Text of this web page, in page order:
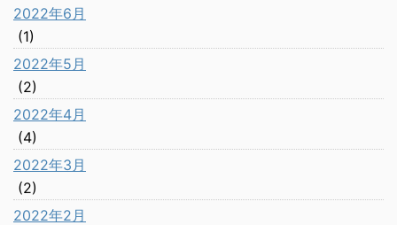
2022年6月
(1)
2022年5月
(2)
2022年4月
(4)
2022年3月
(2)
2022年2月